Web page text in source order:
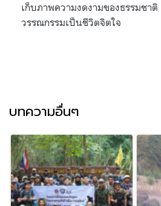
เก็บภาพความงดงามของธร
วรรณกรรมเป็นชีวิตจิตใจ
บทความอื่นๆ